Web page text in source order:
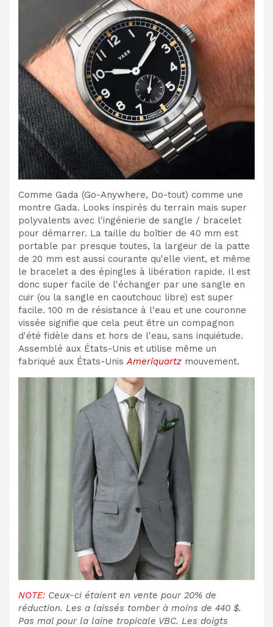
Comme Gada (Go-Anywhere, Do-tout) comme une
montre Gada. Looks inspirés du terrain mais super
polyvalents avec l'ingénierie de sangle / bracelet
pour démarrer. La taille du boîtier de 40 mm est
portable par presque toutes, la largeur de la patte
de 20 mm est aussi courante qu'elle vient, et même
le bracelet a des épingles à libération rapide. Il est
donc super facile de l'échanger par une sangle en
cuir (ou la sangle en caoutchouc libre) est super
facile. 100 m de résistance à l'eau et une couronne
vissée signifie que cela peut être un compagnon
d'été fidèle dans et hors de l'eau, sans inquiétude.
Assemblé aux États-Unis et utilise même un
fabriqué aux États-UnisAmeriquartz mouvement.
NOTE: Ceux-ci étaient en vente pour 20% de
réduction. Les a laissés tomber à moins de 440 $.
Pas mal pour la laine tropicale VBC. Les doigts